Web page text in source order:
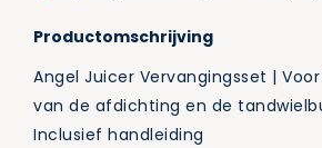
Productomschrijving
Angel Juicer Vervangingsset |
van de afdichting en de
Inclusief handleiding